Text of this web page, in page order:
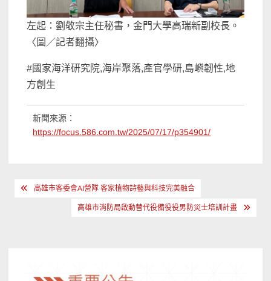
左起：劉敬宗主任秘書，金門大學高瑞新副校長。
〈圖／記者翻攝〉
#國家海洋研究院,海岸聚落,產官學研,島嶼韌性,地
方創生
新聞來源：
https://focus.586.com.tw/2025/07/17/p354901/
文 高雄市客委會AI營隊 客家植物詩藝與科技完美融合
高雄市消防局啟動替代役備役役男防災士培訓計畫